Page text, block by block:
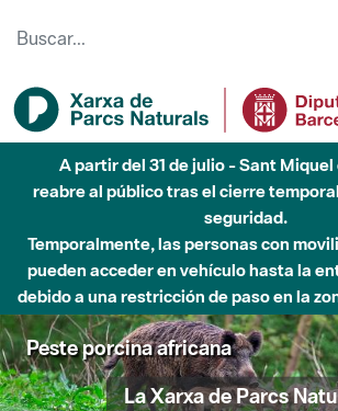
A partir del 31 de julio - Sant
reabre al público tras el cierre
seguridad.
Temporalmente, las personas con
pueden acceder en vehículo hasta la
debido a una restricción de paso en la
Peste porcina africana
La Xarxa de Parcs